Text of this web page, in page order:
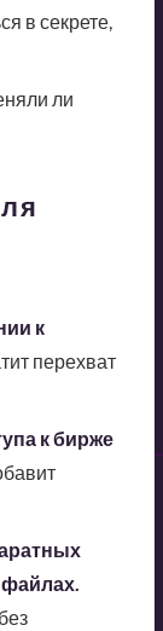
в секрете,
ли
к
перехват
к бирже